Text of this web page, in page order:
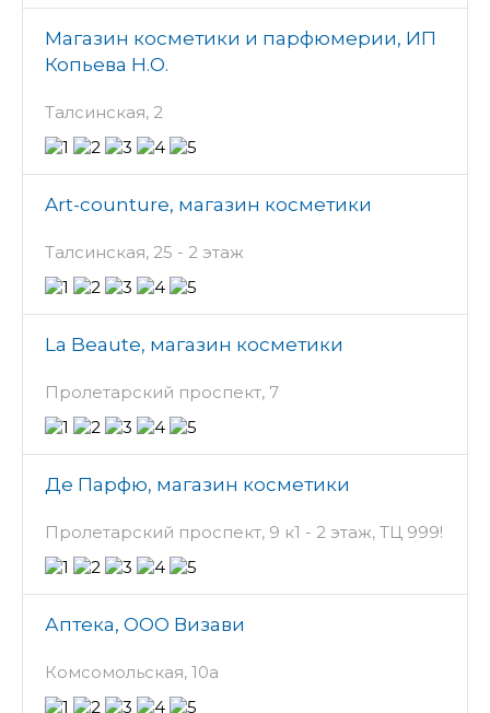
Магазин косметики и парфюмерии, ИП
Копьева Н.О.
Талсинская, 2
Art-counture, магазин косметики
Талсинская, 25 - 2 этаж
La Beaute, магазин косметики
Пролетарский проспект, 7
Де Парфю, магазин косметики
Пролетарский проспект, 9 к1 - 2 этаж, ТЦ 999!
Аптека, ООО Визави
Комсомольская, 10а